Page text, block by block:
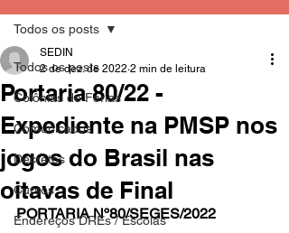
Todos os posts
Colônias de Férias
Comunicados
Decretos
Cursos
Endereços DREs / Escolas
Todos os posts
Portaria 80/22 -
Expediente na PMSP nos
jogos do Brasil nas
oitavas de Final
SEDIN
2 de dez. de 2022 2 min de leitura
PORTARIA Nº80/SEGES/2022